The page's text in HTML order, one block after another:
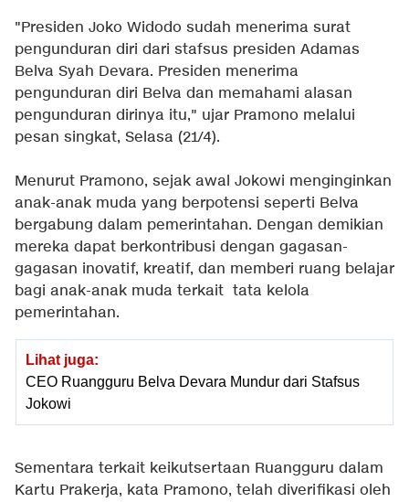
"Presiden Joko Widodo sudah menerima surat
pengunduran diri dari stafsus presiden Adamas
Belva Syah Devara. Presiden menerima
pengunduran diri Belva dan memahami alasan
pengunduran dirinya itu," ujar Pramono melalui
pesan singkat, Selasa (21/4).
Menurut Pramono, sejak awal Jokowi menginginkan
anak-anak muda yang berpotensi seperti Belva
bergabung dalam pemerintahan. Dengan demikian
mereka dapat berkontribusi dengan gagasan-
gagasan inovatif, kreatif, dan memberi ruang belajar
bagi anak-anak muda terkait tata kelola
pemerintahan.
Lihat juga:
CEO Ruangguru Belva Devara Mundur dari Stafsus
Jokowi
Sementara terkait keikutsertaan Ruangguru dalam
Kartu Prakerja, kata Pramono, telah diverifikasi oleh